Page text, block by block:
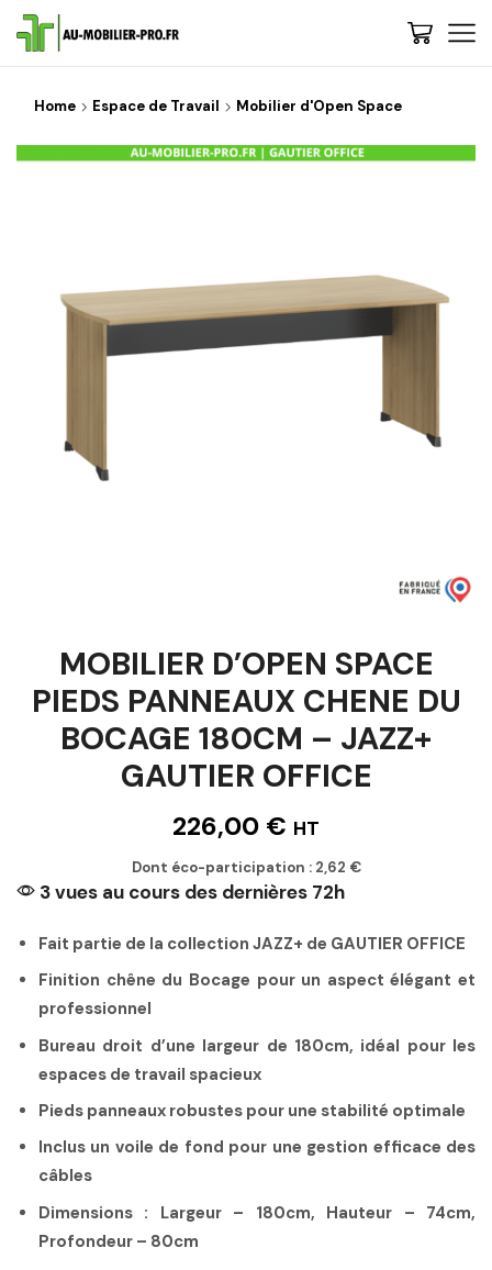
Home Espace de Travail Mobilier d'Open Space
MOBILIER D’OPEN SPACE
PIEDS PANNEAUX CHENE DU
BOCAGE 180CM – JAZZ+
GAUTIER OFFICE
226,00 € HT
Dont éco-participation : 2,62 €
3 vues au cours des dernières 72h
Fait partie de la collection JAZZ+ de GAUTIER OFFICE
Finition chêne du Bocage pour un aspect élégant et
professionnel
Bureau droit d’une largeur de 180cm, idéal pour les
espaces de travail spacieux
Pieds panneaux robustes pour une stabilité optimale
Inclus un voile de fond pour une gestion efficace des
câbles
Dimensions : Largeur – 180cm, Hauteur – 74cm,
Profondeur – 80cm